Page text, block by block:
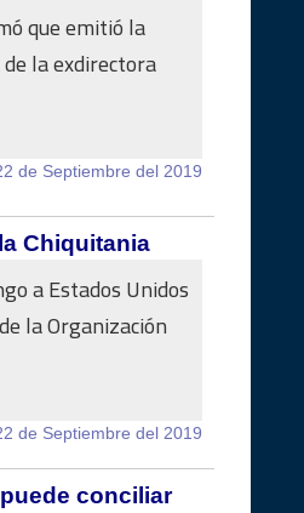
que emitió la
la exdirectora
de Septiembre del 2019
Chiquitania
a Estados Unidos
la Organización
de Septiembre del 2019
conciliar